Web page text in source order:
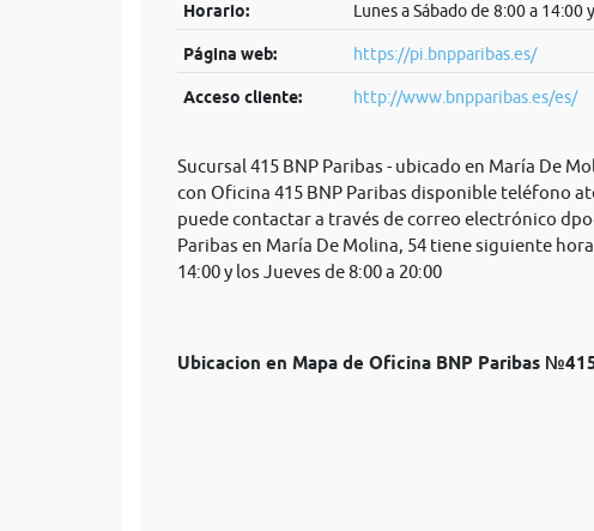
Horario: Lunes a Sábado de 8:00 a 14:00
Página web: https://pi.bnpparibas.es/
Acceso cliente: http://www.bnpparibas.es/es/
Sucursal 415 BNP Paribas - ubicado en María De
con Oficina 415 BNP Paribas disponible teléfono
puede contactar a través de correo electrónico
Paribas en María De Molina, 54 tiene siguiente
14:00 y los Jueves de 8:00 a 20:00
Ubicacion en Mapa de Oficina BNP Paribas